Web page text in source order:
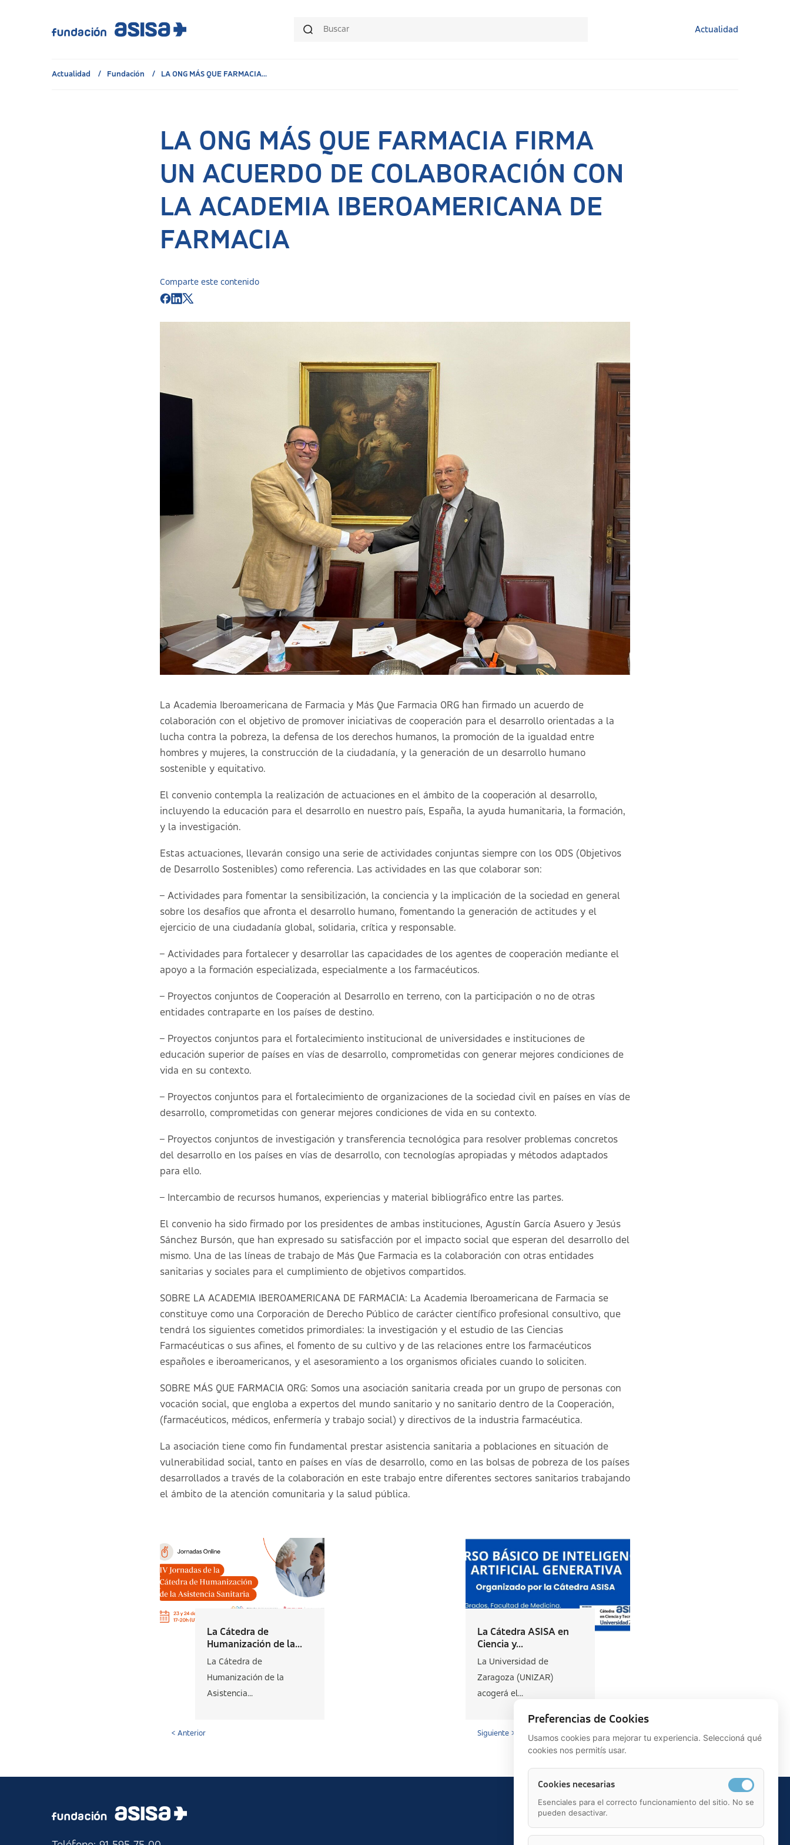
Actualidad
Actualidad Fundación LA ONG MÁS QUE FARMACIA...
LA ONG MÁS QUE FARMACIA FIRMA
UN ACUERDO DE COLABORACIÓN CON
LA ACADEMIA IBEROAMERICANA DE
FARMACIA
Comparte este contenido
La Academia Iberoamericana de Farmacia y Más Que Farmacia ORG han firmado un acuerdo de
colaboración con el objetivo de promover iniciativas de cooperación para el desarrollo orientadas a la
lucha contra la pobreza, la defensa de los derechos humanos, la promoción de la igualdad entre
hombres y mujeres, la construcción de la ciudadanía, y la generación de un desarrollo humano
sostenible y equitativo.
El convenio contempla la realización de actuaciones en el ámbito de la cooperación al desarrollo,
incluyendo la educación para el desarrollo en nuestro país, España, la ayuda humanitaria, la formación,
y la investigación.
Estas actuaciones, llevarán consigo una serie de actividades conjuntas siempre con los ODS (Objetivos
de Desarrollo Sostenibles) como referencia. Las actividades en las que colaborar son:
– Actividades para fomentar la sensibilización, la conciencia y la implicación de la sociedad en general
sobre los desafíos que afronta el desarrollo humano, fomentando la generación de actitudes y el
ejercicio de una ciudadanía global, solidaria, crítica y responsable.
– Actividades para fortalecer y desarrollar las capacidades de los agentes de cooperación mediante el
apoyo a la formación especializada, especialmente a los farmacéuticos.
– Proyectos conjuntos de Cooperación al Desarrollo en terreno, con la participación o no de otras
entidades contraparte en los países de destino.
– Proyectos conjuntos para el fortalecimiento institucional de universidades e instituciones de
educación superior de países en vías de desarrollo, comprometidas con generar mejores condiciones de
vida en su contexto.
– Proyectos conjuntos para el fortalecimiento de organizaciones de la sociedad civil en países en vías de
desarrollo, comprometidas con generar mejores condiciones de vida en su contexto.
– Proyectos conjuntos de investigación y transferencia tecnológica para resolver problemas concretos
del desarrollo en los países en vías de desarrollo, con tecnologías apropiadas y métodos adaptados
para ello.
– Intercambio de recursos humanos, experiencias y material bibliográfico entre las partes.
El convenio ha sido firmado por los presidentes de ambas instituciones, Agustín García Asuero y Jesús
Sánchez Bursón, que han expresado su satisfacción por el impacto social que esperan del desarrollo del
mismo. Una de las líneas de trabajo de Más Que Farmacia es la colaboración con otras entidades
sanitarias y sociales para el cumplimiento de objetivos compartidos.
SOBRE LA ACADEMIA IBEROAMERICANA DE FARMACIA: La Academia Iberoamericana de Farmacia se
constituye como una Corporación de Derecho Público de carácter científico profesional consultivo, que
tendrá los siguientes cometidos primordiales: la investigación y el estudio de las Ciencias
Farmacéuticas o sus afines, el fomento de su cultivo y de las relaciones entre los farmacéuticos
españoles e iberoamericanos, y el asesoramiento a los organismos oficiales cuando lo soliciten.
SOBRE MÁS QUE FARMACIA ORG: Somos una asociación sanitaria creada por un grupo de personas con
vocación social, que engloba a expertos del mundo sanitario y no sanitario dentro de la Cooperación,
(farmacéuticos, médicos, enfermería y trabajo social) y directivos de la industria farmacéutica.
La asociación tiene como fin fundamental prestar asistencia sanitaria a poblaciones en situación de
vulnerabilidad social, tanto en países en vías de desarrollo, como en las bolsas de pobreza de los países
desarrollados a través de la colaboración en este trabajo entre diferentes sectores sanitarios trabajando
el ámbito de la atención comunitaria y la salud pública.
La Cátedra de
Humanización de la...
La Cátedra de
Humanización de la
Asistencia...
< Anterior
La Cátedra ASISA en
Ciencia y...
La Universidad de
Zaragoza (UNIZAR)
acogerá el...
Siguiente >
Preferencias de Cookies
Usamos cookies para mejorar tu experiencia. Seleccioná qué
cookies nos permitís usar.
Cookies necesarias
Esenciales para el correcto funcionamiento del sitio. No se
pueden desactivar.